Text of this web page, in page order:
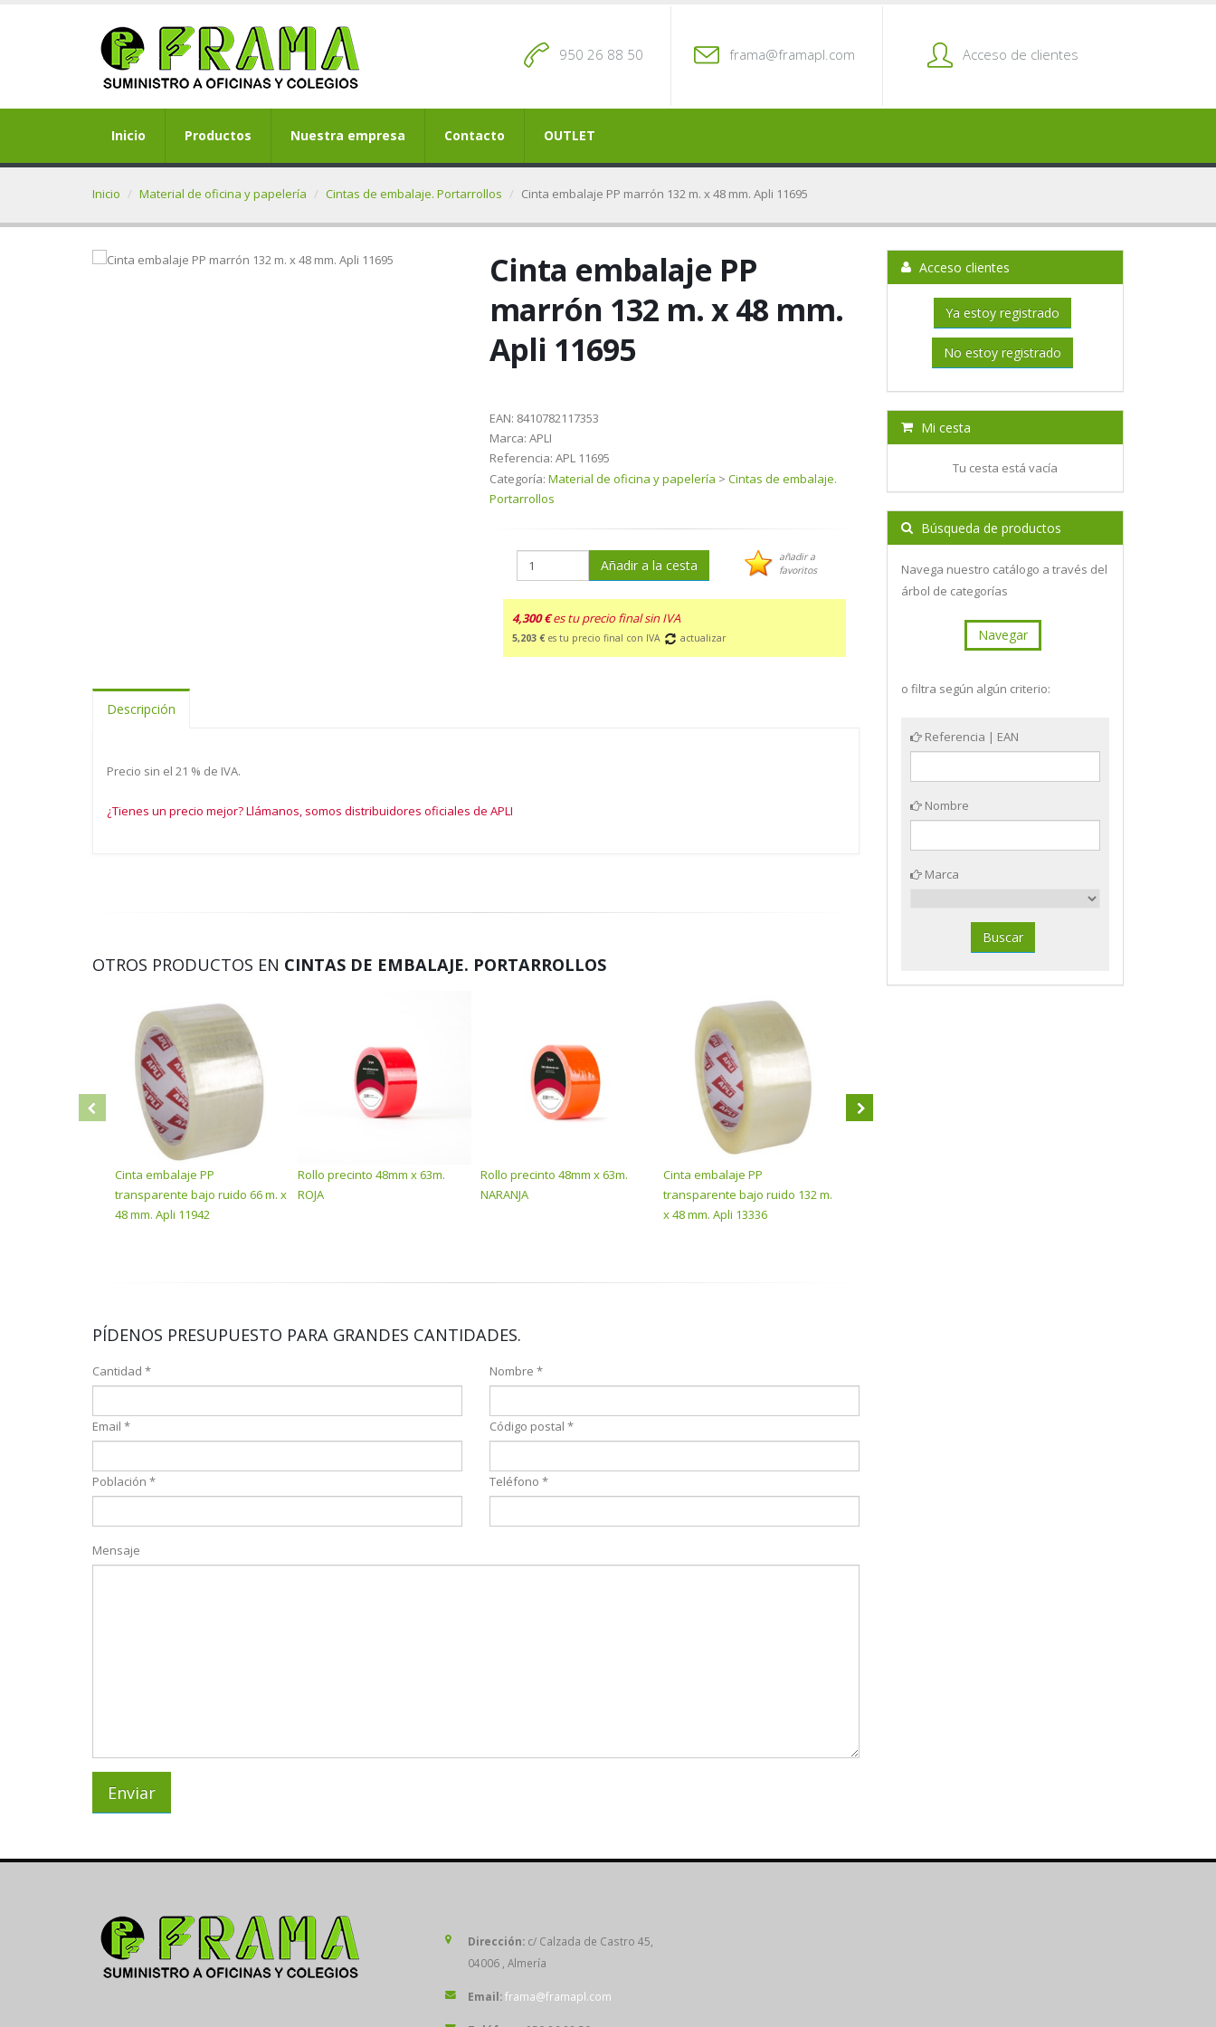
950 26 88 50 frama@framapl.com Acceso de clientes
Inicio Productos Nuestra empresa Contacto OUTLET
Inicio Material de oficina y papelería Cintas de embalaje. Portarrollos Cinta embalaje PP marrón 132 m. x 48 mm. Apli 11695
Cinta embalaje PP
marrón 132 m. x 48 mm.
Apli 11695
EAN: 8410782117353
Marca: APLI
Referencia: APL 11695
Categoría: Material de oficina y papelería > Cintas de embalaje.
Portarrollos
Añadir a la cesta
añadir a
favoritos
4,300 €es tu precio final sin IVA
5,203 € es tu precio final con IVA actualizar
Descripción
Precio sin el 21 % de IVA.
¿Tienes un precio mejor? Llámanos, somos distribuidores oficiales de APLI
OTROS PRODUCTOS EN CINTAS DE EMBALAJE. PORTARROLLOS
Cinta embalaje PP
transparente bajo ruido 66 m. x
48 mm. Apli 11942
Rollo precinto 48mm x 63m.
ROJA
Rollo precinto 48mm x 63m.
NARANJA
Cinta embalaje PP
transparente bajo ruido 132 m.
x 48 mm. Apli 13336
PÍDENOS PRESUPUESTO PARA GRANDES CANTIDADES.
Cantidad * Nombre *
Email * Código postal *
Población * Teléfono *
Mensaje
Acceso clientes
Ya estoy registrado
No estoy registrado
Mi cesta
Tu cesta está vacía
Búsqueda de productos
Navega nuestro catálogo a través del
árbol de categorías
Navegar
o filtra según algún criterio:
Referencia | EAN
Nombre
Marca
Dirección: c/ Calzada de Castro 45,
04006 , Almería
Email:frama@framapl.com